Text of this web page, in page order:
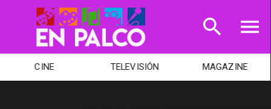
CINE TELEVISIÓN MAGAZINE